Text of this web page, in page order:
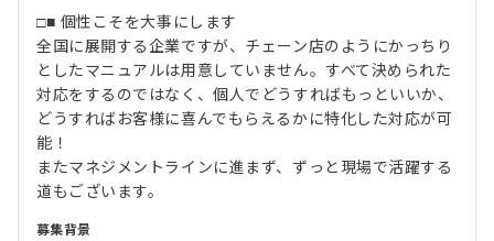
□■ 個性こそを大事にします
全国に展開する企業ですが、チェーン店のようにかっちり
としたマニュアルは用意していません。すべて決められた
対応をするのではなく、個人でどうすればもっといいか、
どうすればお客様に喜んでもらえるかに特化した対応が可
能！
またマネジメントラインに進まず、ずっと現場で活躍する
道もございます。
募集背景